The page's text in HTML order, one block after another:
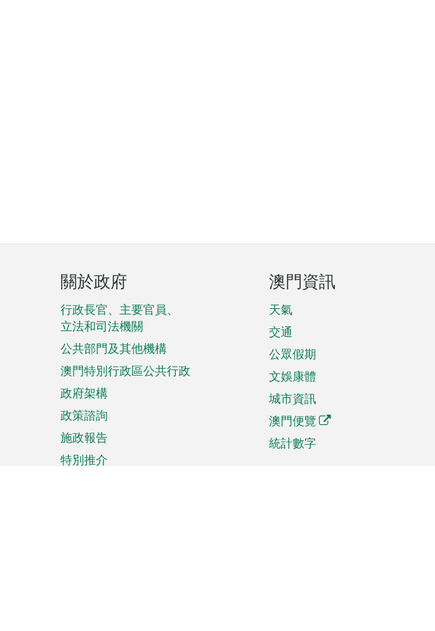
頁
腳
菜
單
關於政府
行政長官、主要官員、
立法和司法機關
公共部門及其他機構
澳門特別行政區公共行政
政府架構
政策諮詢
施政報告
特別推介
澳門資訊
天氣
交通
公眾假期
文娛康體
城市資訊
澳門便覽
統計數字